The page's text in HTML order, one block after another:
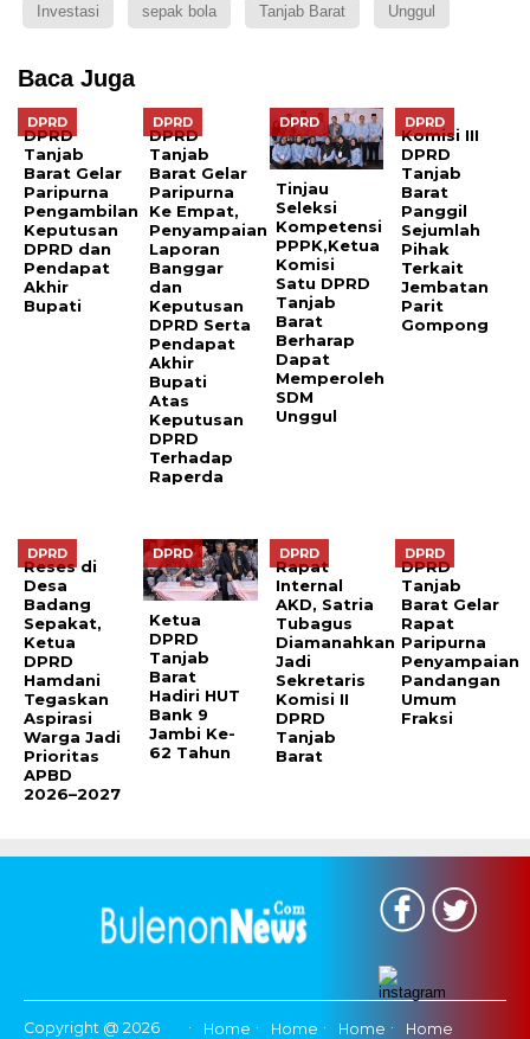
Investasi sepak bola Tanjab Barat Unggul
Baca Juga
DPRD
DPRD
Tanjab
Barat Gelar
Paripurna
Pengambilan
Keputusan
DPRD dan
Pendapat
Akhir
Bupati
DPRD
DPRD
Tanjab
Barat Gelar
Paripurna
Ke Empat,
Penyampaian
Laporan
Banggar
dan
Keputusan
DPRD Serta
Pendapat
Akhir
Bupati
Atas
Keputusan
DPRD
Terhadap
Raperda
DPRD
Tinjau
Seleksi
Kompetensi
PPPK,Ketua
Komisi
Satu DPRD
Tanjab
Barat
Berharap
Dapat
Memperoleh
SDM
Unggul
DPRD
Komisi III
DPRD
Tanjab
Barat
Panggil
Sejumlah
Pihak
Terkait
Jembatan
Parit
Gompong
DPRD
Reses di
Desa
Badang
Sepakat,
Ketua
DPRD
Hamdani
Tegaskan
Aspirasi
Warga Jadi
Prioritas
APBD
2026–2027
DPRD
Ketua
DPRD
Tanjab
Barat
Hadiri HUT
Bank 9
Jambi Ke-
62 Tahun
DPRD
Rapat
Internal
AKD, Satria
Tubagus
Diamanahkan
Jadi
Sekretaris
Komisi II
DPRD
Tanjab
Barat
DPRD
DPRD
Tanjab
Barat Gelar
Rapat
Paripurna
Penyampaian
Pandangan
Umum
Fraksi
Copyright @ 2026
Home Home Home Home